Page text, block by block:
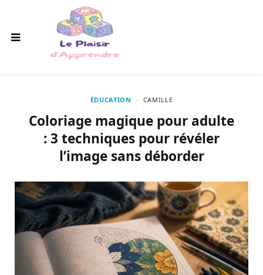
ÉDUCATION CAMILLE
Coloriage magique pour adulte
: 3 techniques pour révéler
l’image sans déborder